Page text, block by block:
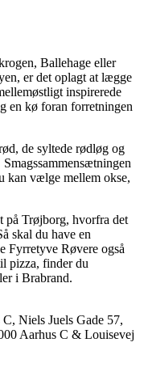
Ballehage eller
er det oplagt at lægge
inspirerede
en kø foran forretningen
de syltede rødløg og
kan vælge mellem okse,
på Trøjborg, hvorfra det
skal du have en
Fyrretyve Røvere også
pizza, finder du
i Brabrand.
Niels Juels Gade 57,
Aarhus C & Louisevej